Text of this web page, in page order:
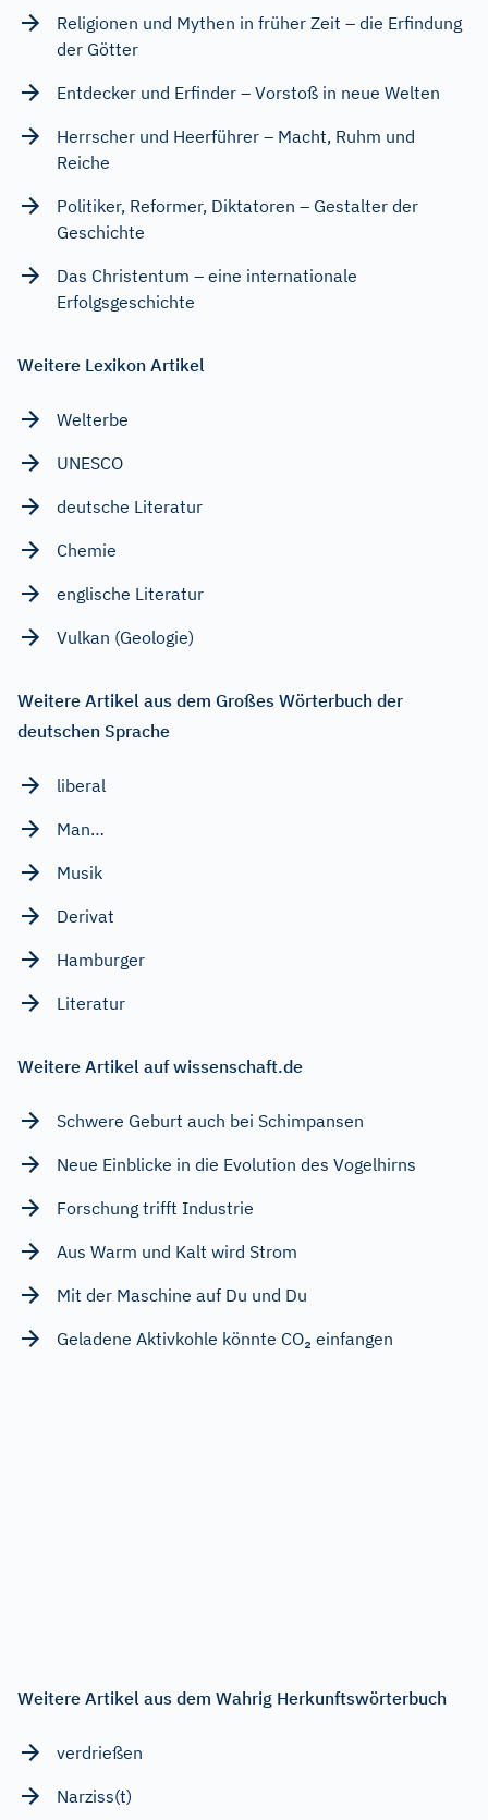
Religionen und Mythen in früher Zeit – die Erfindung
der Götter
Entdecker und Erfinder – Vorstoß in neue Welten
Herrscher und Heerführer – Macht, Ruhm und
Reiche
Politiker, Reformer, Diktatoren – Gestalter der
Geschichte
Das Christentum – eine internationale
Erfolgsgeschichte
Weitere Lexikon Artikel
Welterbe
UNESCO
deutsche Literatur
Chemie
englische Literatur
Vulkan (Geologie)
Weitere Artikel aus dem Großes Wörterbuch der
deutschen Sprache
liberal
Man…
Musik
Derivat
Hamburger
Literatur
Weitere Artikel auf wissenschaft.de
Schwere Geburt auch bei Schimpansen
Neue Einblicke in die Evolution des Vogelhirns
Forschung trifft Industrie
Aus Warm und Kalt wird Strom
Mit der Maschine auf Du und Du
Geladene Aktivkohle könnte CO₂ einfangen
Weitere Artikel aus dem Wahrig Herkunftswörterbuch
verdrießen
Narziss(t)